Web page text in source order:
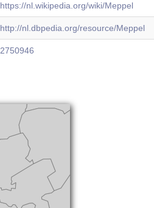
https://nl.wikipedia.org/wiki/Meppel
http://nl.dbpedia.org/resource/Meppel
2750946